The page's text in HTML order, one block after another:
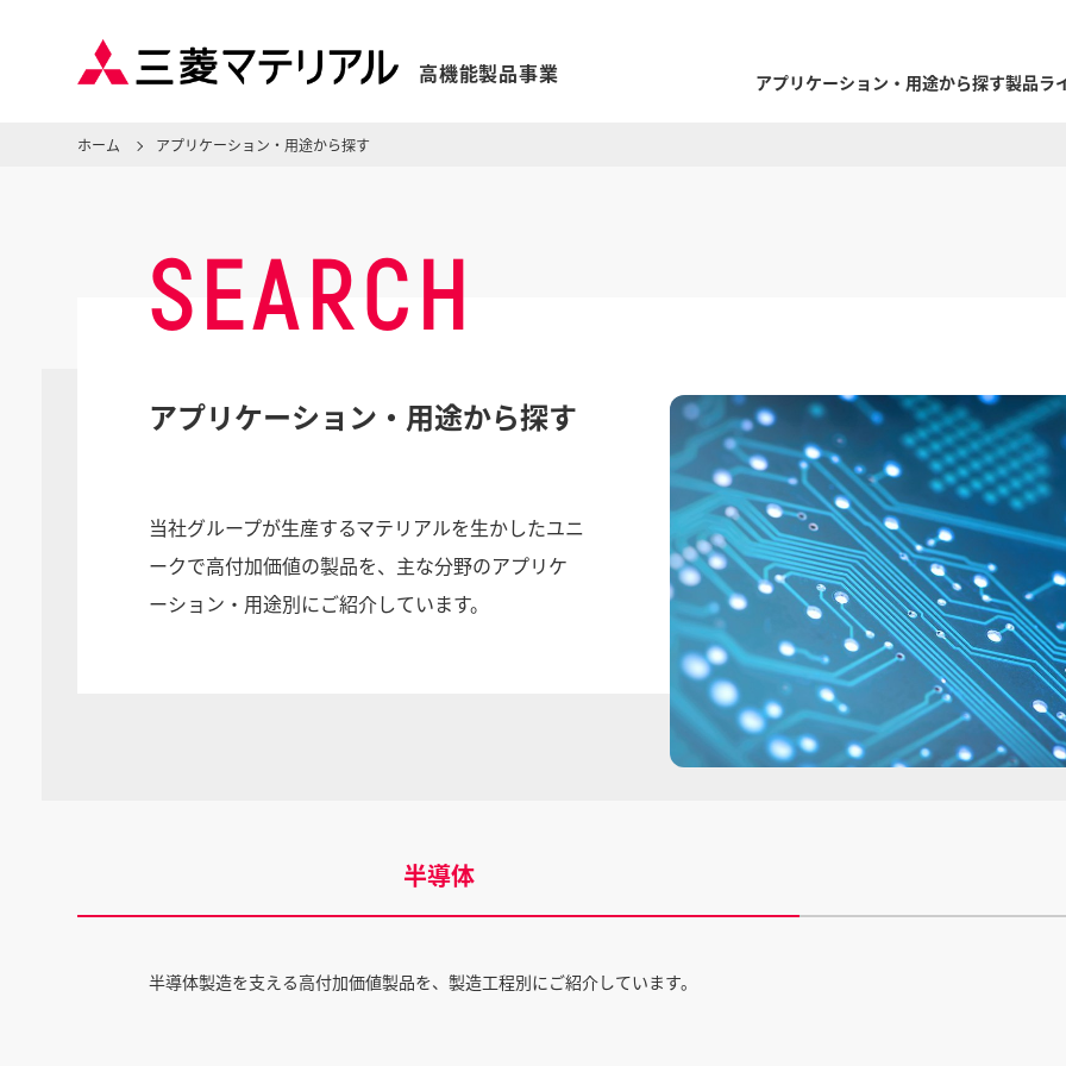
高機能製品事業 アプリケーション・用途から探す製品ラ
ホーム アプリケーション・用途から探す
SEARCH
アプリケーション・用途から探す
当社グループが生産するマテリアルを生かしたユニ
ークで高付加価値の製品を、主な分野のアプリケ
ーション・用途別にご紹介しています。
半導体
半導体製造を支える高付加価値製品を、製造工程別にご紹介しています。